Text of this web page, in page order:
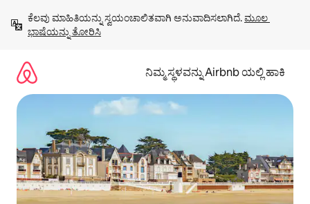
ಹೋಗಿ
ಕೆಲವು ಮಾಹಿತಿಯನ್ನು ಸ್ವಯಂಚಾಲಿತವಾಗಿ ಅನುವಾದಿಸಲಾಗಿದೆ. ಮೂಲ
ಭಾಷೆಯನ್ನು ತೋರಿಸಿ
ನಿಮ್ಮ ಸ್ಥಳವನ್ನು Airbnb ಯಲ್ಲಿ ಹಾಕಿ